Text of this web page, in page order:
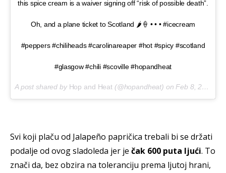
this spice cream is a waiver signing off “risk of possible death”.
Oh, and a plane ticket to Scotland 🌶🍦 • • • #icecream
#peppers #chiliheads #carolinareaper #hot #spicy #scotland
#glasgow #chili #scoville #hopandheat
A post shared by Hop and Heat(@hopandheat) onFeb 8, 2018 at 9:38am PST
Svi koji plaču od Jalapeño papričica trebali bi se držati
podalje od ovog sladoleda jer je čak 600 puta ljući. To
znači da, bez obzira na toleranciju prema ljutoj hrani,